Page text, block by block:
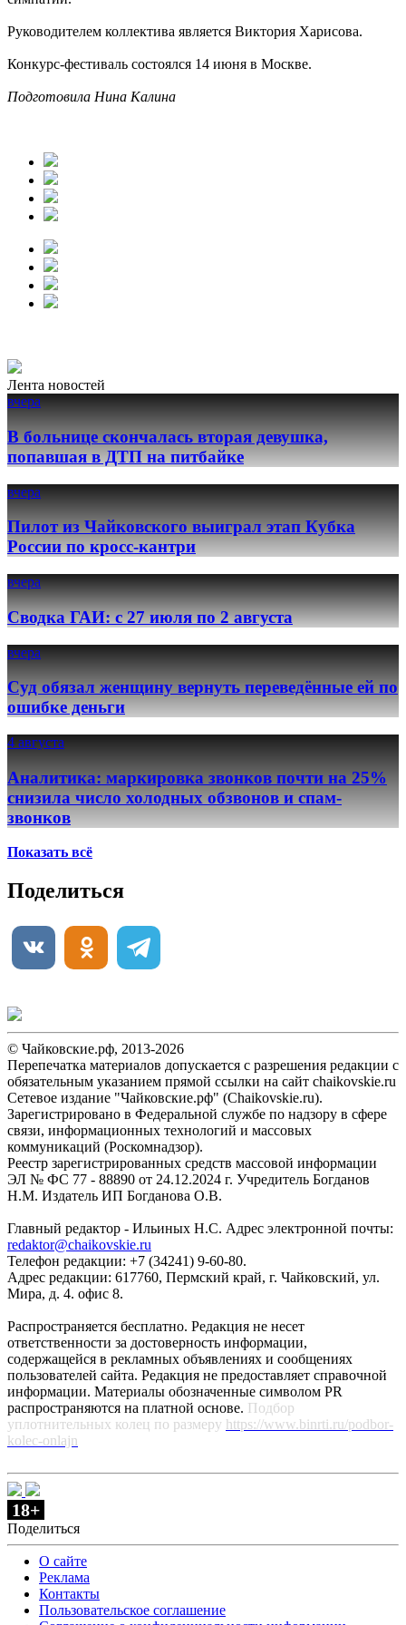
Руководителем коллектива является Виктория Харисова.
Конкурс-фестиваль состоялся 14 июня в Москве.
Подготовила Нина Калина
Лента новостей
вчера
В больнице скончалась вторая девушка,
попавшая в ДТП на питбайке
вчера
Пилот из Чайковского выиграл этап Кубка
России по кросс-кантри
вчера
Сводка ГАИ: с 27 июля по 2 августа
вчера
Суд обязал женщину вернуть переведённые ей по
ошибке деньги
4 августа
Аналитика: маркировка звонков почти на 25%
снизила число холодных обзвонов и спам-
звонков
Показать всё
Поделиться
© Чайковские.рф, 2013-2026
Перепечатка материалов допускается с разрешения редакции с
обязательным указанием прямой ссылки на сайт chaikovskie.ru
Сетевое издание "Чайковские.рф" (Chaikovskie.ru).
Зарегистрировано в Федеральной службе по надзору в сфере
связи, информационных технологий и массовых
коммуникаций (Роскомнадзор).
Реестр зарегистрированных средств массовой информации
ЭЛ № ФС 77 - 88890 от 24.12.2024 г. Учредитель Богданов
Н.М. Издатель ИП Богданова О.В.
Главный редактор - Ильиных Н.С. Адрес электронной почты:
redaktor@chaikovskie.ru
Телефон редакции: +7 (34241) 9-60-80.
Адрес редакции: 617760, Пермский край, г. Чайковский, ул.
Мира, д. 4. офис 8.
Распространяется бесплатно. Редакция не несет
ответственности за достоверность информации,
содержащейся в рекламных объявлениях и сообщениях
пользователей сайта. Редакция не предоставляет справочной
информации. Материалы обозначенные символом PR
распространяются на платной основе. Подбор
уплотнительных колец по размеру https://www.binrti.ru/podbor-
kolec-onlajn
18+
Поделиться
О сайте
Реклама
Контакты
Пользовательское соглашение